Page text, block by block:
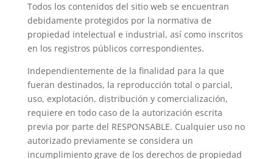
Todos los contenidos del sitio web se encuentran
debidamente protegidos por la normativa de
propiedad intelectual e industrial, así como inscritos
en los registros públicos correspondientes.
Independientemente de la finalidad para la que
fueran destinados, la reproducción total o parcial,
uso, explotación, distribución y comercialización,
requiere en todo caso de la autorización escrita
previa por parte del RESPONSABLE. Cualquier uso no
autorizado previamente se considera un
incumplimiento grave de los derechos de propiedad